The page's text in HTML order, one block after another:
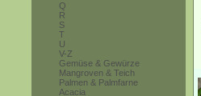
Q
R
S
T
U
V-Z
Gemüse & Gewürze
Mangroven & Teich
Palmen & Palmfarne
Acacia